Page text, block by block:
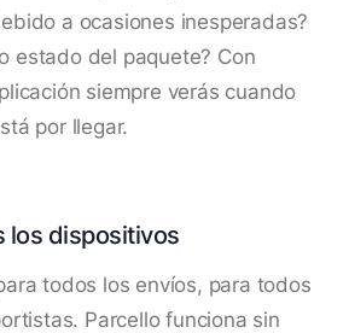
a ocasiones inesperadas?
estado del paquete? Con
siempre verás cuando
por llegar.
los dispositivos
todos los envíos, para todos
Parcello funciona sin